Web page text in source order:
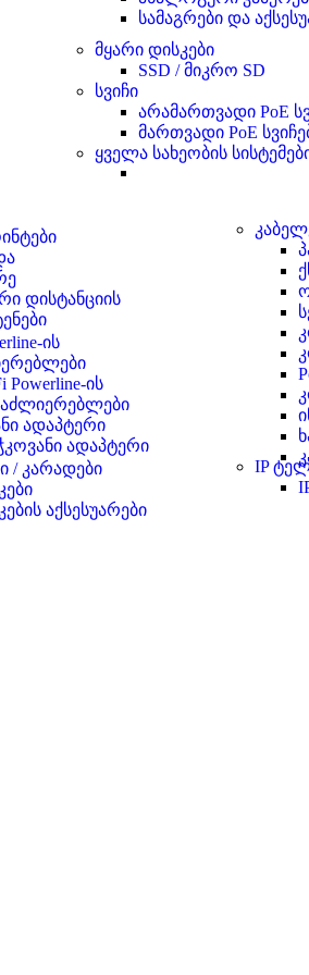
სამაგრები და
მყარი დისკები
SSD / მიკრო SD
სვიჩი
არამართვადი PoE
მართვადი PoE
ყველა სახეობის
დისტანციის
ის
Powerline-ის
ადაპტერი
ადაპტერი
/ კარადები
აქსესუარები
IP